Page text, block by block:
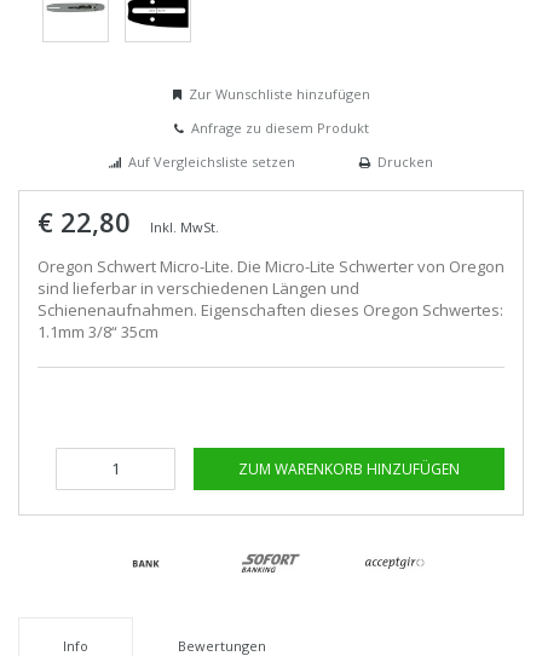
Zur Wunschliste hinzufügen
Anfrage zu diesem Produkt
Auf Vergleichsliste setzen
Drucken
€ 22,80 Inkl. MwSt.
Oregon Schwert Micro-Lite. Die Micro-Lite Schwerter von Oregon
sind lieferbar in verschiedenen Längen und
Schienenaufnahmen. Eigenschaften dieses Oregon Schwertes:
1.1mm 3/8“ 35cm
ZUM WARENKORB HINZUFÜGEN
Info Bewertungen